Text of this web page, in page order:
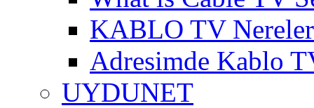
KABLO TV
Adresimde Kablo
UYDUNET